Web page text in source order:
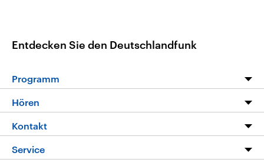
Entdecken Sie den Deutschlandfunk
Programm
Programm
Die Nachrichten
Nachrichtenleicht
Hören
Livestream
Podcasts
Kontakt
Hörerservice
Service